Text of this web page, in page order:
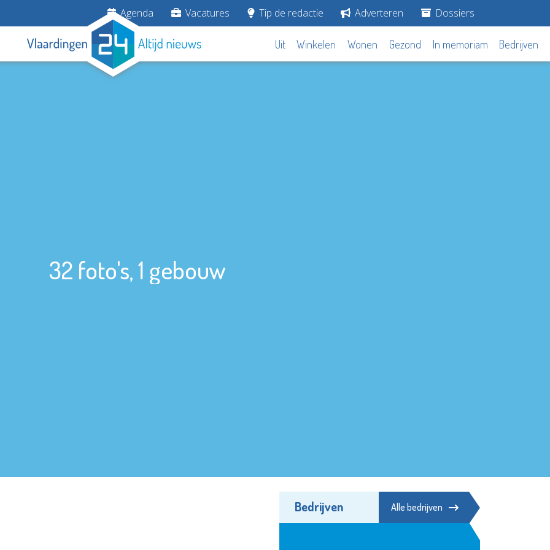
Agenda Vacatures Tip de redactie Adverteren Dossiers
Uit Winkelen Wonen Gezond In memoriam Bedrijven
32 foto's, 1 gebouw
Bedrijven Alle bedrijven